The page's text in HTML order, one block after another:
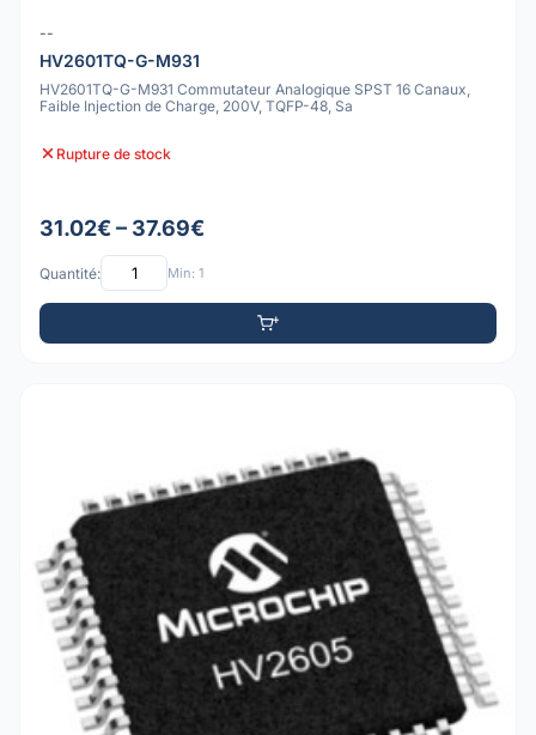
--
HV2601TQ-G-M931
HV2601TQ-G-M931 Commutateur Analogique SPST 16 Canaux,
Faible Injection de Charge, 200V, TQFP-48, Sa
Rupture de stock
31.02€ – 37.69€
Quantité: Min: 1